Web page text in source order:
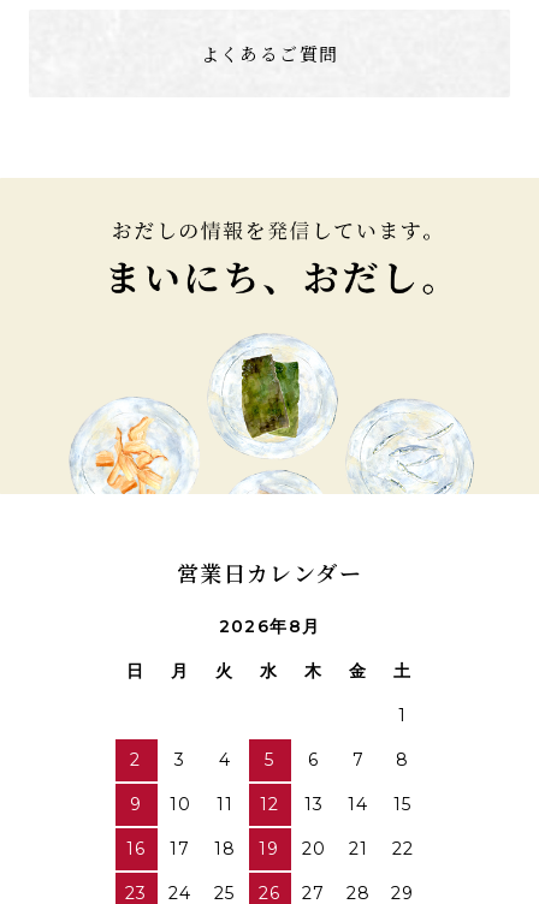
よくあるご質問
営業日カレンダー
2026年8月
日 月 火 水 木 金 土
1
2 3 4 5 6 7 8
9 10 11 12 13 14 15
16 17 18 19 20 21 22
23 24 25 26 27 28 29